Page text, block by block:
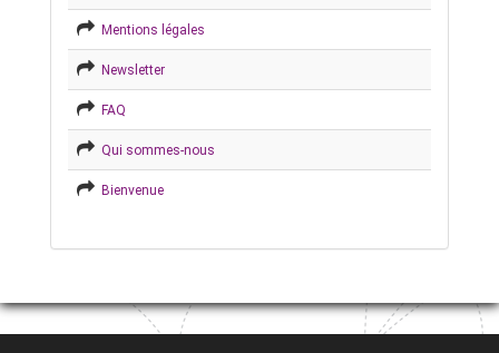
Mentions légales
Newsletter
FAQ
Qui sommes-nous
Bienvenue